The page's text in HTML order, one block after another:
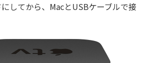
してから、MacとUSBケーブルで接